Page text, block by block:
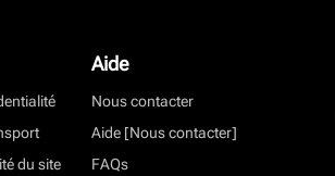
du site
Aide
Nous contacter
Aide [Nous contacter]
FAQs